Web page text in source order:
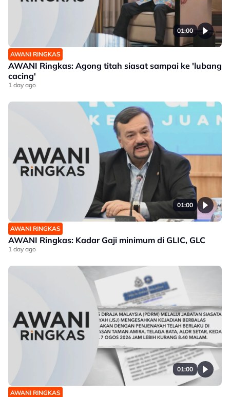
01:00
AWANI RINGKAS
AWANI Ringkas: Agong titah siasat sampai ke 'lubang
cacing'
1 day ago
01:00
AWANI RINGKAS
AWANI Ringkas: Kadar Gaji minimum di GLIC, GLC
1 day ago
01:00
AWANI RINGKAS